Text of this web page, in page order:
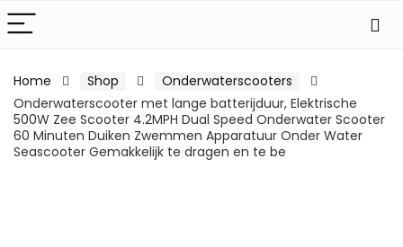
Home Shop
Onderwaterscooters
Onderwaterscooter met lange batterijduur, Elektrische
500W Zee Scooter 4.2MPH Dual Speed ​​Onderwater Scooter
60 Minuten Duiken Zwemmen Apparatuur Onder Water
Seascooter Gemakkelijk te dragen en te be